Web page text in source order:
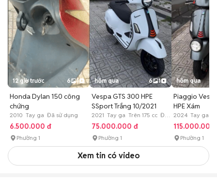
12 giờ trước 6 1
Honda Dylan 150 công
chứng
2010 Tay ga Đã sử dụng
6.500.000 đ
Phường 1
hôm qua 6 1
Vespa GTS 300 HPE
SSport Trắng 10/2021
2021 Tay ga Trên 175 cc Đã
sử dụng
75.000.000 đ
Phường 1
hôm qua
Piaggio
HPE Xám
2024 Tay ga
sử dụng
115.000.000
Phường 1
Xem tin có video